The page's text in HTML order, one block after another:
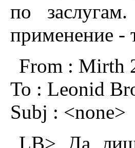
по
пpименение -
From : Mirth
To : Leonid
Subj : <none>
LB> Да